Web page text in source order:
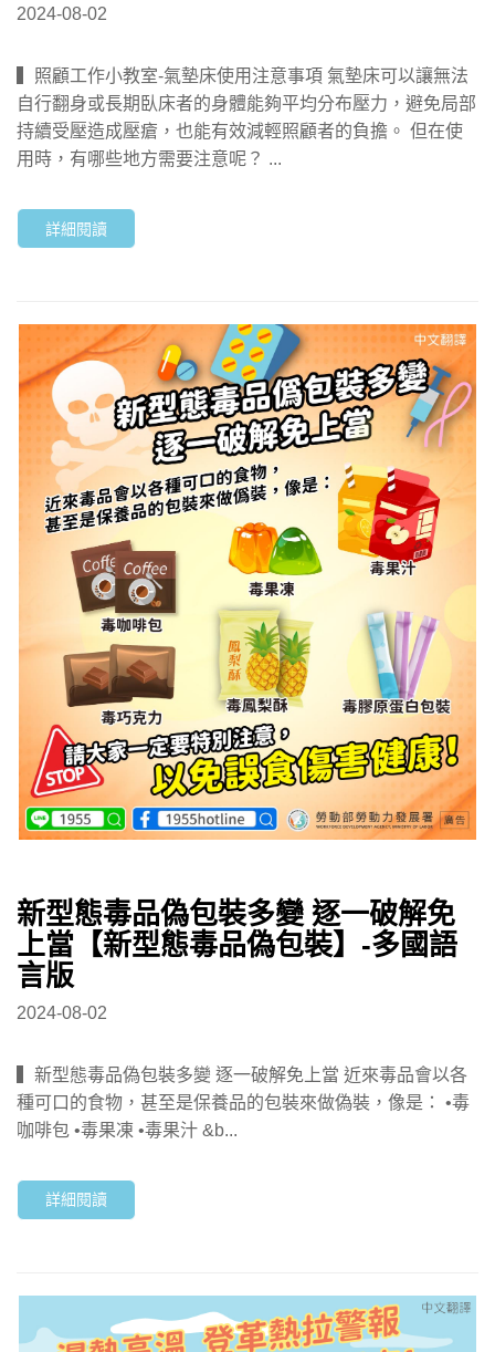
2024-08-02
▍照顧工作小教室-氣墊床使用注意事項 氣墊床可以讓無法
自行翻身或長期臥床者的身體能夠平均分布壓力，避免局部
持續受壓造成壓瘡，也能有效減輕照顧者的負擔。 但在使
用時，有哪些地方需要注意呢？ ...
詳細閱讀
新型態毒品偽包裝多變 逐一破解免
上當【新型態毒品偽包裝】-多國語
言版
2024-08-02
▍新型態毒品偽包裝多變 逐一破解免上當 近來毒品會以各
種可口的食物，甚至是保養品的包裝來做偽裝，像是： •毒
咖啡包 •毒果凍 •毒果汁 &b...
詳細閱讀